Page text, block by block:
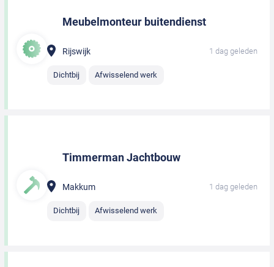
Meubelmonteur buitendienst
Rijswijk 1 dag geleden
Dichtbij Afwisselend werk
Timmerman Jachtbouw
Makkum 1 dag geleden
Dichtbij Afwisselend werk